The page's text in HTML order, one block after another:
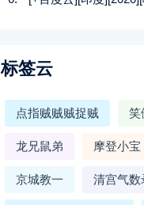
标签云
点指贼贼贼捉贼 笑
龙兄鼠弟 摩登小宝
京城教一 清宫气数